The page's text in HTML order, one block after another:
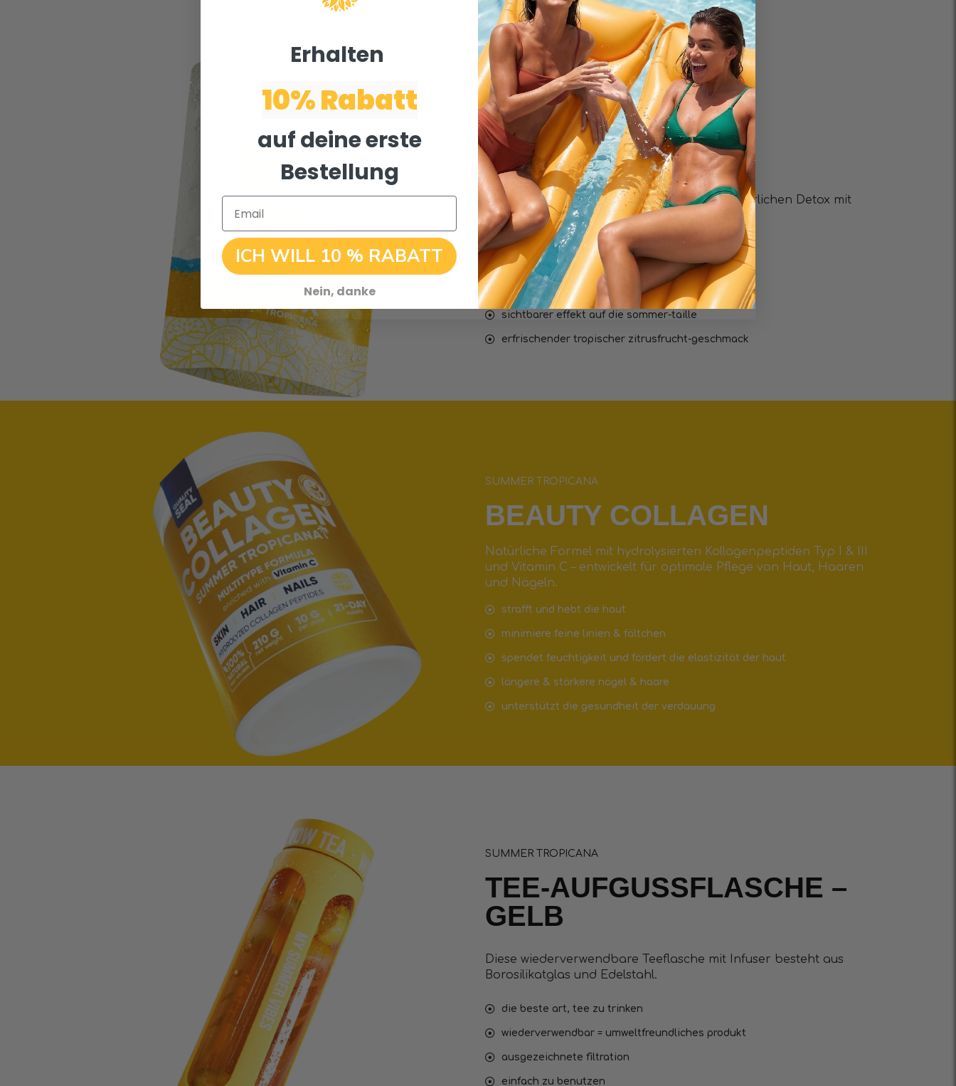
SUMMER TROPICANA
DETOX TEE
Limitierte Sommeredition für einen 100% natürlichen Detox mit
verbesserter Formel für schnellere Wirkung.
schnell wirkende sommer-entgiftung
entfernt giftstoffe und wassereinlagerungen
fördert den stoffwechsel und die verdauung
sichtbarer effekt auf die sommer-taille
erfrischender tropischer zitrusfrucht-geschmack
SUMMER TROPICANA
BEAUTY COLLAGEN
Natürliche Formel mit hydrolysierten Kollagenpeptiden Typ I & III
und Vitamin C – entwickelt für optimale Pflege von Haut, Haaren
und Nägeln.
strafft und hebt die haut
minimiere feine linien & fältchen
spendet feuchtigkeit und fördert die elastizität der haut
längere & stärkere nägel & haare
unterstützt die gesundheit der verdauung
SUMMER TROPICANA
TEE-AUFGUSSFLASCHE –
GELB
Diese wiederverwendbare Teeflasche mit Infuser besteht aus
Borosilikatglas und Edelstahl.
die beste art, tee zu trinken
wiederverwendbar = umweltfreundliches produkt
ausgezeichnete filtration
einfach zu benutzen
Erhalten ​
10% Rabatt
auf deine erste
Bestellung
Email
ICH WILL 10 % RABATT
Nein, danke